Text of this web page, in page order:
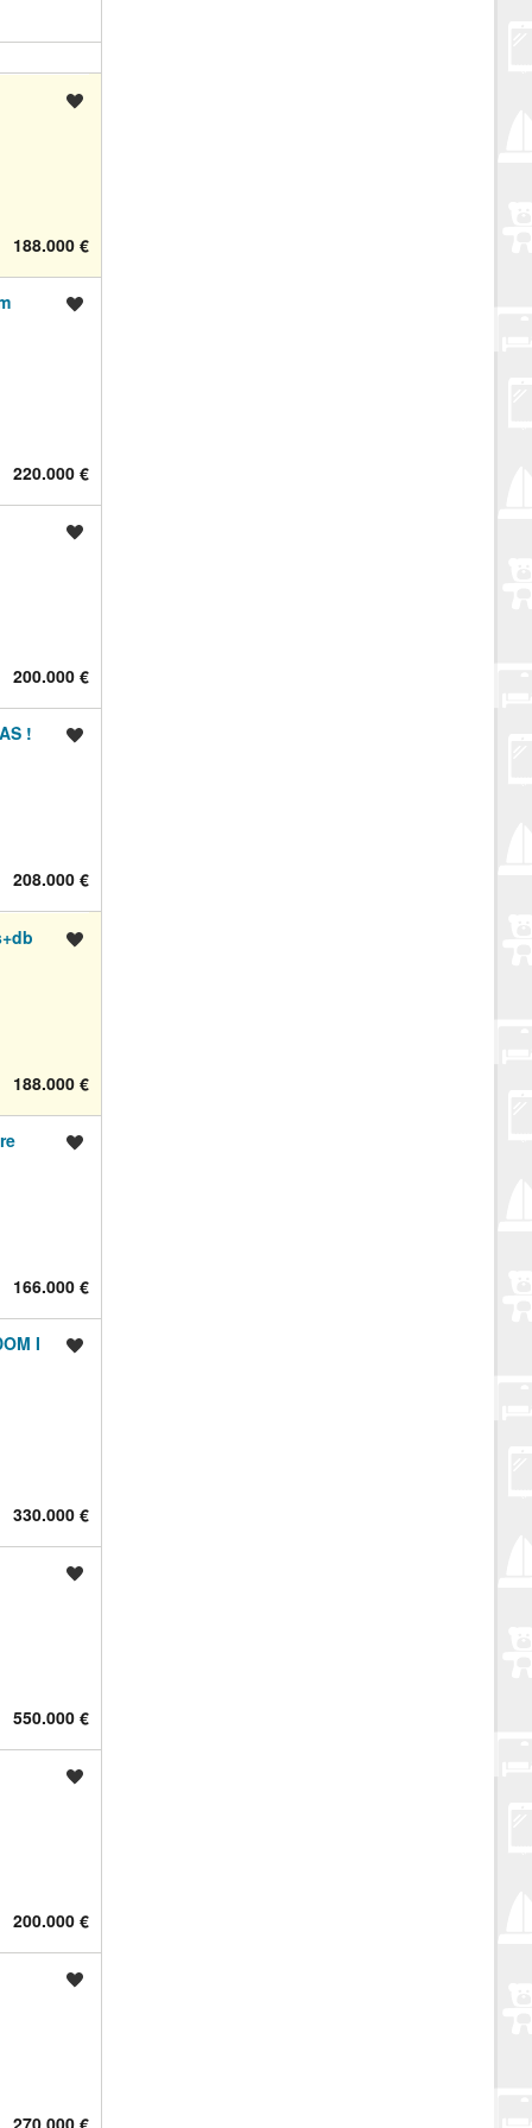
188.000 €
220.000 €
200.000 €
!
208.000 €
188.000 €
166.000 €
I
330.000 €
550.000 €
200.000 €
270.000 €